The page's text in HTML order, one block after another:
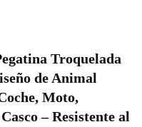
Troquelada
de Animal
Moto,
– Resistente al